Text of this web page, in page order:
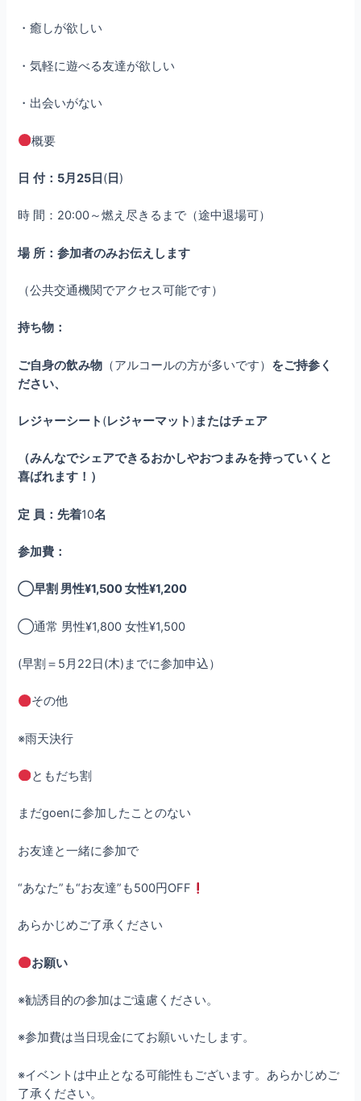
・癒しが欲しい
・気軽に遊べる友達が欲しい
・出会いがない
概要
日 付：5月25日 ( 日 )
時 間：20:00～燃え尽きるまで（途中退場可）
場 所：参加者のみお伝えします
（公共交通機関でアクセス可能です）
持ち物：
ご自身の飲み物 （アルコールの方が多いです） をご持参く
ださい、
レジャーシート (レジャーマット ) またはチェア
（みんなでシェアできるおかしやおつまみを持っていくと
喜ばれます！）
定 員：先着10名
参加費：
◯早割 男性¥1,500 女性¥1,200
◯通常 男性¥1,800 女性¥1,500
(早割＝5月22日(木)までに参加申込）
その他
※雨天決行
ともだち割
まだgoenに参加したことのない
お友達と一緒に参加で
“あなた”も“お友達”も500円OFF
あらかじめご了承ください
お願い
※勧誘目的の参加はご遠慮ください。
※参加費は当日現金にてお願いいたします。
※イベントは中止となる可能性もございます。あらかじめご
了承ください。